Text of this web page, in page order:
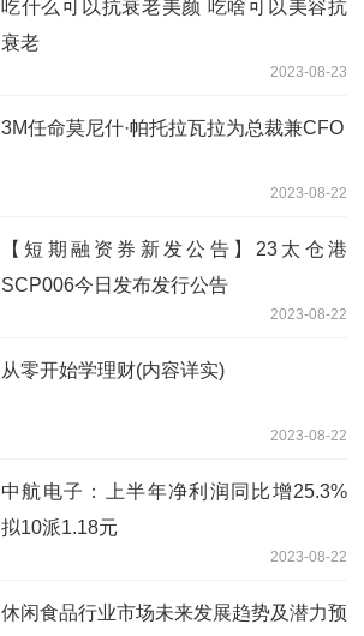
吃什么可以抗衰老美颜 吃啥可以美容抗
衰老
2023-08-23
3M任命莫尼什·帕托拉瓦拉为总裁兼CFO
2023-08-22
【短期融资券新发公告】23太仓港
SCP006今日发布发行公告
2023-08-22
从零开始学理财(内容详实)
2023-08-22
中航电子：上半年净利润同比增25.3%
拟10派1.18元
2023-08-22
休闲食品行业市场未来发展趋势及潜力预